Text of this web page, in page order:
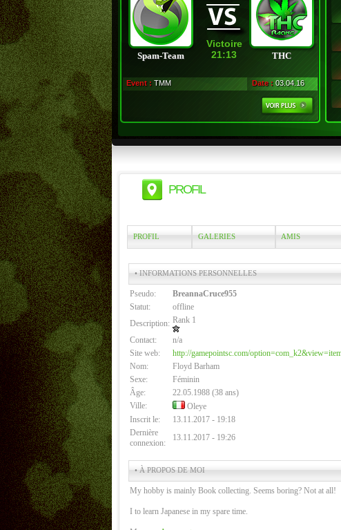
Spam-Team
Victoire
21:13
THC
Event : TMM Date : 03.04.16
PROFIL
PROFIL GALERIES AMIS
• INFORMATIONS PERSONNELLES
Pseudo:
BreannaCruce955
Statut:
offline
Description: Rank 1
Contact:
n/a
Site web:
http://gamepointsc.com/
Nom:
Floyd Barham
Sexe:
Féminin
Âge:
22.05.1988 (38 ans)
Ville:
Oleye
Inscrit le:
13.11.2017 - 19:18
Dernière
connexion:
13.11.2017 - 19:26
• À PROPOS DE MOI
My hobby is mainly Book collecting. Seems boring? Not at all!
I to learn Japanese in my spare time.